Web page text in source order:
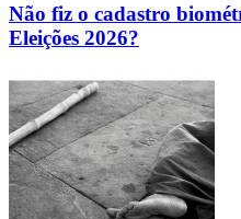
Não fiz o cadastro
Eleições 2026?